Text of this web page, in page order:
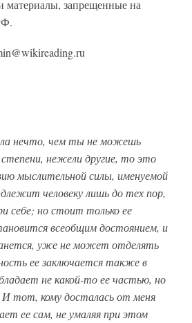
запрещенные на
нечто, чем ты не можешь
нежели другие, то это
мыслительной силы, именуемой
человеку лишь до тех пор,
себе; но стоит только ее
всеобщим достоянием, и
уже не может отделять
ее заключается также в
не какой-то ее частью, но
И тот, кому досталась от меня
ее сам, не умаляя при этом